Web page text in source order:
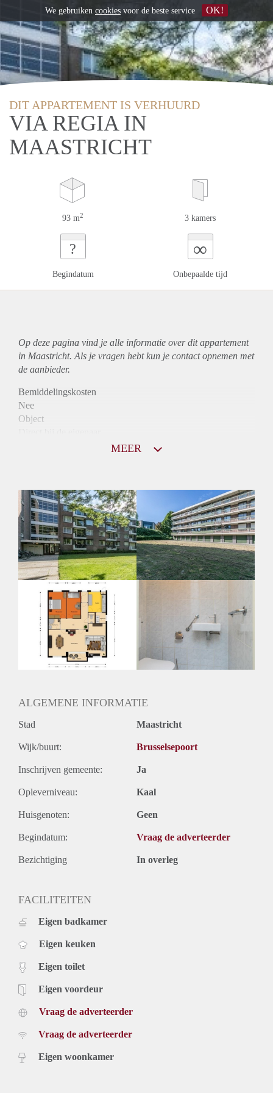
DIT APPARTEMENT IS VERHUURD
VIA REGIA IN
MAASTRICHT
93 m2 3 kamers
?
Begindatum
∞
Onbepaalde tijd
Op deze pagina vind je alle informatie over ditappartement
in Maastricht. Als je vragen hebt kun je contact opnemen met
de aanbieder.
Bemiddelingskosten
Nee
Object
Huurtoeslag
Niet mogelijk
Inkomen eis
3,2 X Maandhuur Bruto
Huurtermijn
Onbepaalde termijn
Oplevering
MEER
ALGEMENE INFORMATIE
Stad Maastricht
Wijk/buurt: Brusselsepoort
Inschrijven gemeente: Ja
Opleverniveau: Kaal
Huisgenoten: Geen
Begindatum: Vraag de adverteerder
Bezichtiging In overleg
FACILITEITEN
Eigen badkamer
Eigen keuken
Eigen toilet
Eigen voordeur
Vraag de adverteerder
Vraag de adverteerder
Eigen woonkamer
We gebruiken cookies voor de beste service OK!